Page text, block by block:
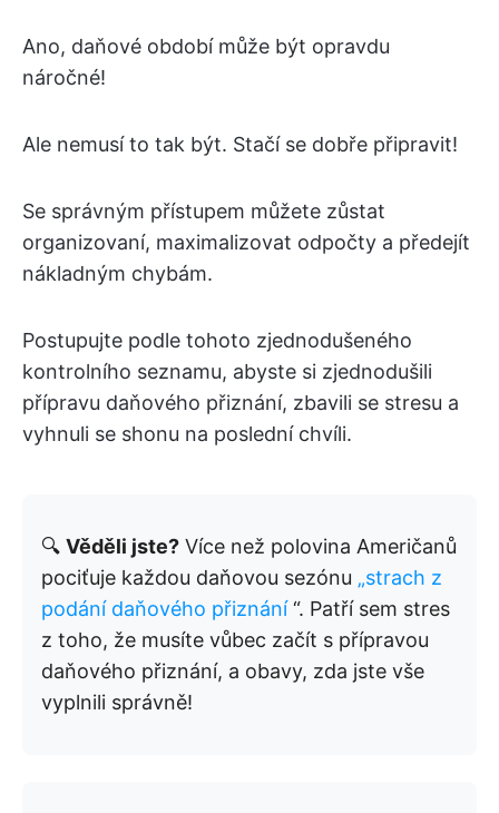
Ano, daňové období může být opravdu
náročné!
Ale nemusí to tak být. Stačí se dobře připravit!
Se správným přístupem můžete zůstat
organizovaní, maximalizovat odpočty a předejít
nákladným chybám.
Postupujte podle tohoto zjednodušeného
kontrolního seznamu, abyste si zjednodušili
přípravu daňového přiznání, zbavili se stresu a
vyhnuli se shonu na poslední chvíli.
🔍 Věděli jste? Více než polovina Američanů
pociťuje každou daňovou sezónu „strach z
podání daňového přiznání“. Patří sem stres
z toho, že musíte vůbec začít s přípravou
daňového přiznání, a obavy, zda jste vše
vyplnili správně!